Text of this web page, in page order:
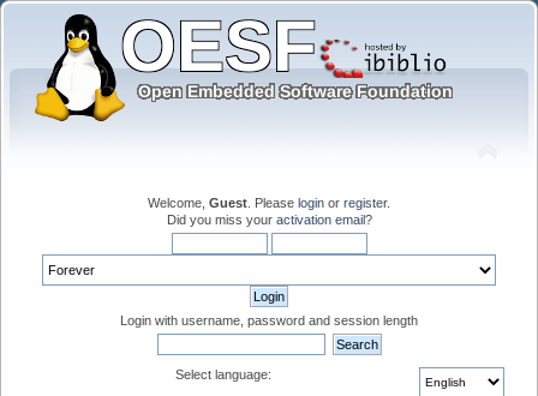
Welcome, Guest . Please login or register.
Did you miss your activation email?
Login with username, password and session length
Select language: